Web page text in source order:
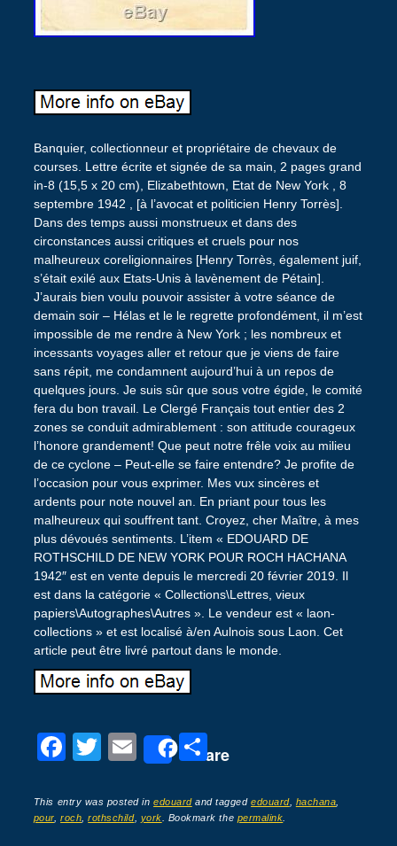
Banquier, collectionneur et propriétaire de chevaux de
courses. Lettre écrite et signée de sa main, 2 pages grand
in-8 (15,5 x 20 cm), Elizabethtown, Etat de New York , 8
septembre 1942 , [à l’avocat et politicien Henry Torrès].
Dans des temps aussi monstrueux et dans des
circonstances aussi critiques et cruels pour nos
malheureux coreligionnaires [Henry Torrès, également juif,
s’était exilé aux Etats-Unis à lavènement de Pétain].
J’aurais bien voulu pouvoir assister à votre séance de
demain soir – Hélas et le le regrette profondément, il m’est
impossible de me rendre à New York ; les nombreux et
incessants voyages aller et retour que je viens de faire
sans répit, me condamnent aujourd’hui à un repos de
quelques jours. Je suis sûr que sous votre égide, le comité
fera du bon travail. Le Clergé Français tout entier des 2
zones se conduit admirablement : son attitude courageux
l’honore grandement! Que peut notre frêle voix au milieu
de ce cyclone – Peut-elle se faire entendre? Je profite de
l’occasion pour vous exprimer. Mes vux sincères et
ardents pour note nouvel an. En priant pour tous les
malheureux qui souffrent tant. Croyez, cher Maître, à mes
plus dévoués sentiments. L’item « EDOUARD DE
ROTHSCHILD DE NEW YORK POUR ROCH HACHANA
1942″ est en vente depuis le mercredi 20 février 2019. Il
est dans la catégorie « Collections\Lettres, vieux
papiers\Autographes\Autres ». Le vendeur est « laon-
collections » et est localisé à/en Aulnois sous Laon. Cet
article peut être livré partout dans le monde.
F
c
e
T
tt
er
E
ail
Share
P
ta
g
This entry was posted inedouardand taggededouard, hachana
pour ,roch ,rothschild, york . Bookmark the permalink